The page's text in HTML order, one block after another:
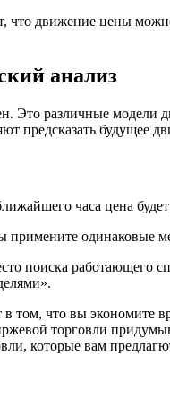
что движение цены
анализ
Это различные
предсказать будущее
часа цена
одинаковые
поиска работающего
том, что вы экономите
торговли
которые вам